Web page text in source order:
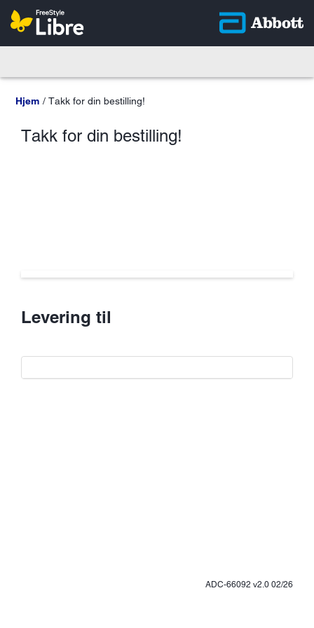
Hjem Takk for din bestilling!
Takk for din bestilling!
Levering til
ADC-66092 v2.0 02/26